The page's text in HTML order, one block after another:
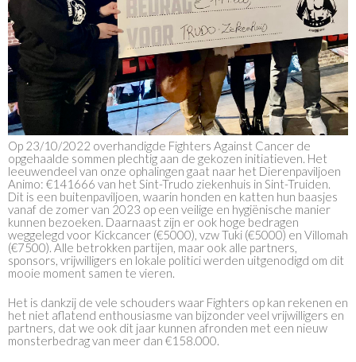
Op 23/10/2022 overhandigde Fighters Against Cancer de
opgehaalde sommen plechtig aan de gekozen initiatieven. Het
leeuwendeel van onze ophalingen gaat naar het Dierenpaviljoen
Animo: €141666 van het Sint-Trudo ziekenhuis in Sint-Truiden.
Dit is een buitenpaviljoen, waarin honden en katten hun baasjes
vanaf de zomer van 2023 op een veilige en hygiënische manier
kunnen bezoeken. Daarnaast zijn er ook hoge bedragen
weggelegd voor Kickcancer (€5000), vzw Tuki (€5000) en Villomah
(€7500). Alle betrokken partijen, maar ook alle partners,
sponsors, vrijwilligers en lokale politici werden uitgenodigd om dit
mooie moment samen te vieren.
Het is dankzij de vele schouders waar Fighters op kan rekenen en
het niet aflatend enthousiasme van bijzonder veel vrijwilligers en
partners, dat we ook dit jaar kunnen afronden met een nieuw
monsterbedrag van meer dan €158.000.